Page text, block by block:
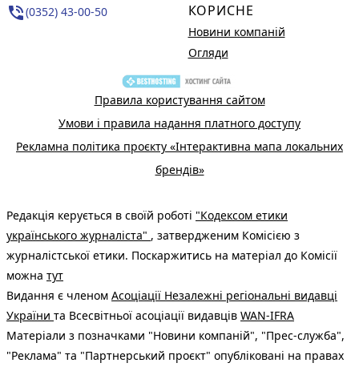
phone_in_talk(0352) 43-00-50 КОРИСНЕ
Новини компаній
Огляди
Правила користування сайтом
Умови і правила надання платного доступу
Рекламна політика проєкту «Інтерактивна мапа локальних
брендів»
Редакція керується в своїй роботі "Кодексом етики
українського журналіста" , затвердженим Комісією з
журналістської етики. Поскаржитись на матеріал до Комісії
можна тут
Видання є членом Асоціації Незалежні регіональні видавці
України та Всесвітньої асоціації видавців WAN-IFRA
Матеріали з позначками "Новини компаній", "Прес-служба",
"Реклама" та "Партнерський проєкт" опубліковані на правах